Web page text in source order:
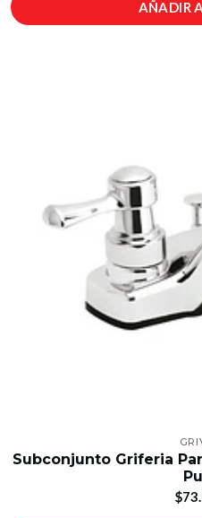
AÑADIR
Subconjunto Griferia